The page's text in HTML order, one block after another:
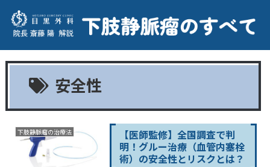
安全性
下肢静脈瘤の治療法
【医師監修】全国調査で判
明！グルー治療（血管内塞栓
術）の安全性とリスクとは？